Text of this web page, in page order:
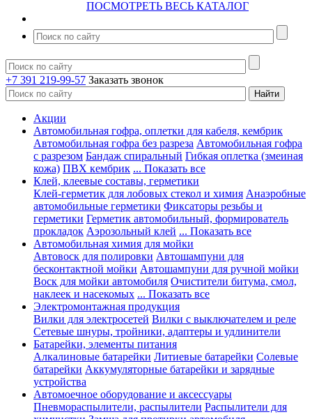
ПОСМОТРЕТЬ ВЕСЬ КАТАЛОГ
+7 391 219-99-57 Заказать звонок
Акции
Автомобильная гофра, оплетки для кабеля, кембрик
Автомобильная гофра без разреза Автомобильная гофра
с разрезом Бандаж спиральный Гибкая оплетка (змеиная
кожа) ПВХ кембрик ... Показать все
Клей, клеевые составы, герметики
Клей-герметик для лобовых стекол и химия Анаэробные
автомобильные герметики Фиксаторы резьбы и
герметики Герметик автомобильный, формирователь
прокладок Аэрозольный клей ... Показать все
Автомобильная химия для мойки
Автовоск для полировки Автошампуни для
бесконтактной мойки Автошампуни для ручной мойки
Воск для мойки автомобиля Очистители битума, смол,
наклеек и насекомых ... Показать все
Электромонтажная продукция
Вилки для электросетей Вилки с выключателем и реле
Сетевые шнуры, тройники, адаптеры и удлинители
Батарейки, элементы питания
Алкалиновые батарейки Литиевые батарейки Солевые
батарейки Аккумуляторные батарейки и зарядные
устройства
Автомоечное оборудование и аксессуары
Пневмораспылители, распылители Распылители для